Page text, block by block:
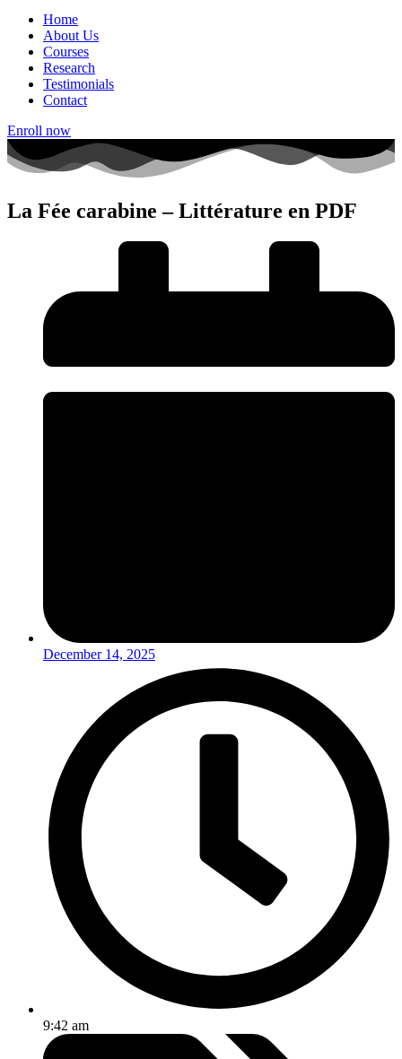
Home
About Us
Courses
Research
Testimonials
Contact
Enroll now
La Fée carabine – Littérature en PDF
December 14, 2025
9:42 am